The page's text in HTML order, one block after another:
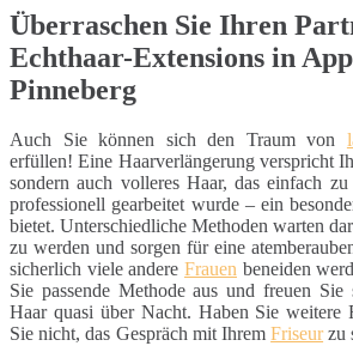
Überraschen Sie Ihren
Echthaar-Extensions in
Pinneberg
Auch Sie können sich den Traum von
erfüllen! Eine Haarverlängerung verspricht
sondern auch volleres Haar, das einfach
professionell gearbeitet wurde – ein
bietet. Unterschiedliche Methoden warten
zu werden und sorgen für eine
sicherlich viele andere Frauen beneiden
Sie passende Methode aus und freuen
Haar quasi über Nacht. Haben Sie weitere
Sie nicht, das Gespräch mit IhremFriseurzu